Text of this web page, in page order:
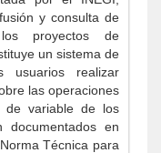
y consulta de
proyectos de
un sistema de
usuarios realizar
las operaciones
de variable de los
documentados en
Técnica para